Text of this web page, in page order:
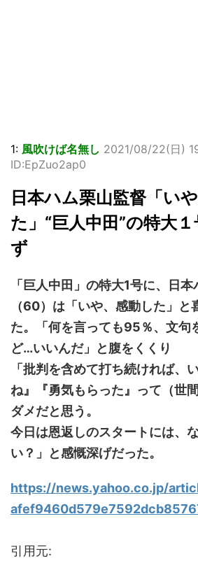
1: 風吹けば名無し 2021/08/22(日)
ID:EpZuo2ap0
日本ハム栗山監督「い
た」“巨人中田”の特大
ず
「巨人中田」の特大1号に、日
（60）は「いや、感動した」と
た。「何を言っても95％、文句
ど…いいんだ」と腹をくくり
「批判を含めて打ち続ければ、
ね』『勇気もらった』って（世
ダメだと思う。
今日は恩返しのスタートには、
い？」と感慨深げだった。
https://news.yahoo.co.jp/
引用元: